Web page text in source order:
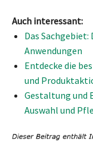
Auch interessant:
Das
Anwendungen
Entdecke die
und
Gestaltung und
Auswahl und